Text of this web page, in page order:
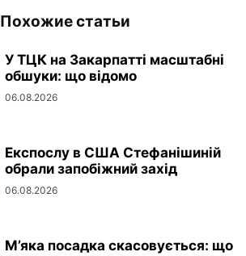
Похожие статьи
У ТЦК на Закарпатті масштабні
обшуки: що відомо
06.08.2026
Експослу в США Стефанішиній
обрали запобіжний захід
06.08.2026
М’яка посадка скасовується: що